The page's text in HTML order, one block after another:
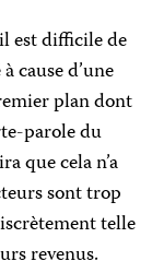
est difficile de
cause d’une
plan dont
parole du
que cela n’a
sont trop
telle
revenus.